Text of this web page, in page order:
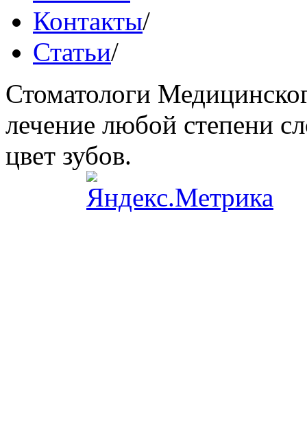
Контакты/
Статьи/
Стоматологи
лечение любой степени
цвет зубов.